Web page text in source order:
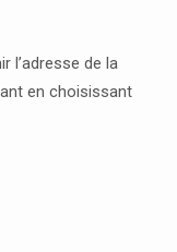
l’adresse de la
en choisissant